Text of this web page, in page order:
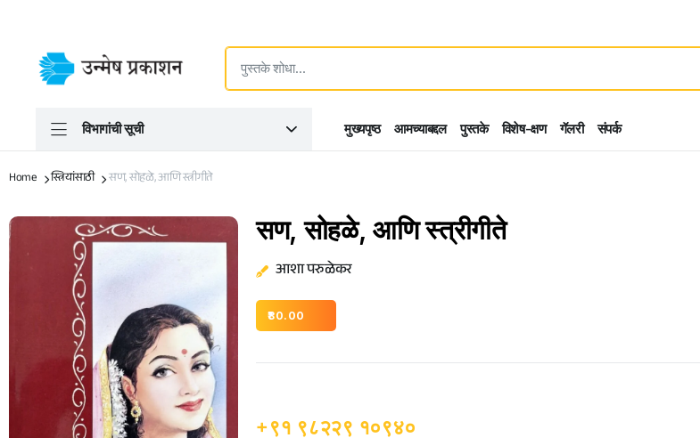
विभागांची सूची मुख्यपृष्ठ आमच्याबद्दल पुस्तके विशेष-क्षण गॅलरी संपर्क
Home स्त्रियांसाठी सण, सोहळे, आणि स्त्रीगीते
सण, सोहळे, आणि स्त्रीगीते
आशा परुळेकर
80.00
+९१ ९८२२९ १०९४०